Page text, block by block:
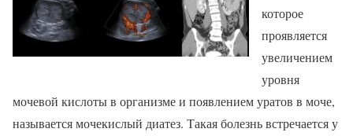
которое
проявляется
увеличением
уровня
мочевой кислоты в организме и появлением уратов в моче,
называется мочекислый диатез. Такая болезнь встречается у